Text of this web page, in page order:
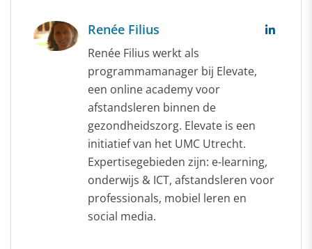
Renée Filius
Renée Filius werkt als
programmamanager bij Elevate,
een online academy voor
afstandsleren binnen de
gezondheidszorg. Elevate is een
initiatief van het UMC Utrecht.
Expertisegebieden zijn: e-learning,
onderwijs & ICT, afstandsleren voor
professionals, mobiel leren en
social media.